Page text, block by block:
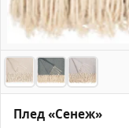
Плед «Сенеж»